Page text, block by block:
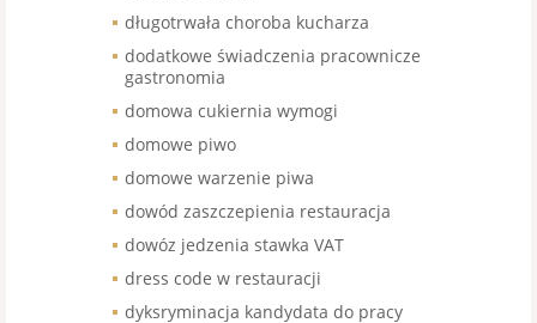
długotrwała choroba kucharza
dodatkowe świadczenia pracownicze
gastronomia
domowa cukiernia wymogi
domowe piwo
domowe warzenie piwa
dowód zaszczepienia restauracja
dowóz jedzenia stawka VAT
dress code w restauracji
dyksryminacja kandydata do pracy